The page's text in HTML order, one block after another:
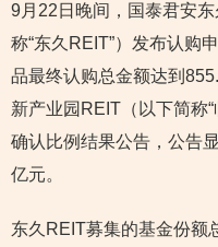
9月22日晚间，国泰君安
称“东久REIT”）发布认购
品最终认购总金额达到
新产业园REIT（以下简称
确认比例结果公告，公告
亿元。
东久REIT募集的基金份额